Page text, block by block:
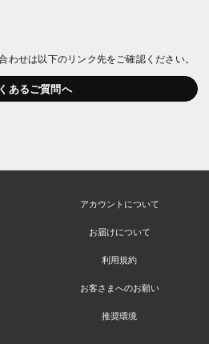
せは以下のリンク先をご確認ください。
あるご質問へ
アカウントについて
お届けについて
利用規約
お客さまへのお願い
推奨環境